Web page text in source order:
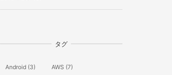
タグ
Android (3) AWS (7)